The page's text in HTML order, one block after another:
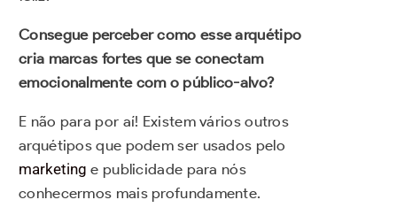
Consegue perceber como esse arquétipo
cria marcas fortes que se conectam
emocionalmente com o público-alvo?
E não para por aí! Existem vários outros
arquétipos que podem ser usados pelo
marketing e publicidade para nós
conhecermos mais profundamente.